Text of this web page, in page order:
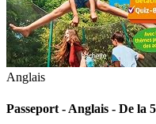
Anglais
Passeport - Anglais - De la